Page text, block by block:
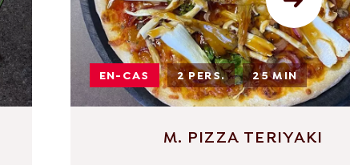
EN-CAS 2 PERS. 25 MIN
M. PIZZA TERIYAKI